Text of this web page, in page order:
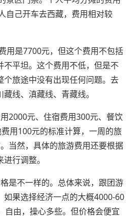
自己开车去西藏，费用相对较
用是7700元，但这个费用不包括
不平坦。这个费用不低，但是不
个旅途中没有出现任何问题。去
线、滇藏线、青藏线。
2000元、住宿费用300元、餐饮
用100元的标准计算，一周的旅
当然，具体的旅游费用还要根据
行调整。
是不一样的。总体来说，跟团游
如果选择经济一点的大概4000-60
自由，操心多些。但价格会便宜